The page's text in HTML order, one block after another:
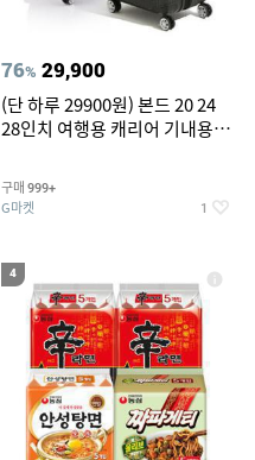
76% 29,900
(단 하루 29900원) 본드 20 24
28인치 여행용 캐리어 기내용
(20%쿠폰)
구매 999+
G마켓 1
4